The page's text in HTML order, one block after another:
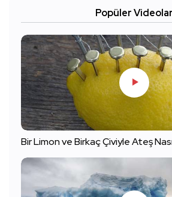
Popüler Videolar
Bir Limon ve Birkaç Çiviyle Ateş Nasıl